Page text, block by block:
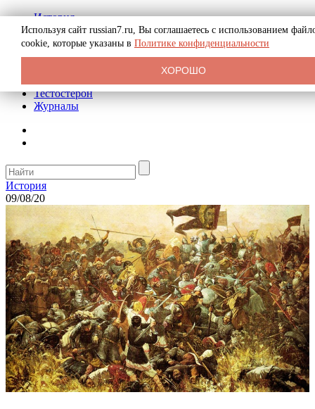
История
Биография
Криминал
Реклама на сайте
Тестостерон
Журналы
История
09/08/20
Используя сайт russian7.ru, Вы соглашаетесь с использованием
cookie, которые указаны в Политике конфиденциальности
ХОРОШО